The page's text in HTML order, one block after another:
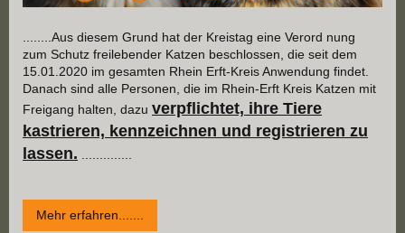
........Aus diesem Grund hat der Kreistag eine Verord nung
zum Schutz freilebender Katzen beschlossen, die seit dem
15.01.2020 im gesamten Rhein Erft-Kreis Anwendung findet.
Danach sind alle Personen, die im Rhein-Erft Kreis Katzen mit
Freigang halten, dazu verpflichtet, ihre Tiere
kastrieren, kennzeichnen und registrieren zu
lassen. ..............
Mehr erfahren.......